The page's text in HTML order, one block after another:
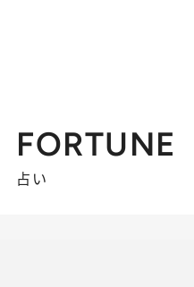
FORTUNE
占い